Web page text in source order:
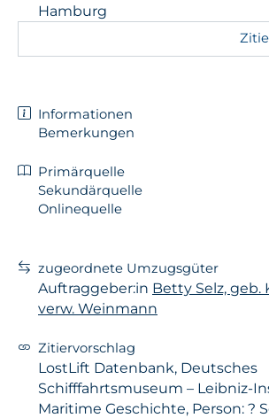
Hamburg
Informationen
Bemerkungen
Primärquelle
Sekundärquelle
Onlinequelle
zugeordnete Umzugsgüter
Auftraggeber:in Betty Selz, geb.
verw. Weinmann
Zitiervorschlag
LostLift Datenbank, Deutsches
Schifffahrtsmuseum – Leibniz-
Maritime Geschichte, Person: ?